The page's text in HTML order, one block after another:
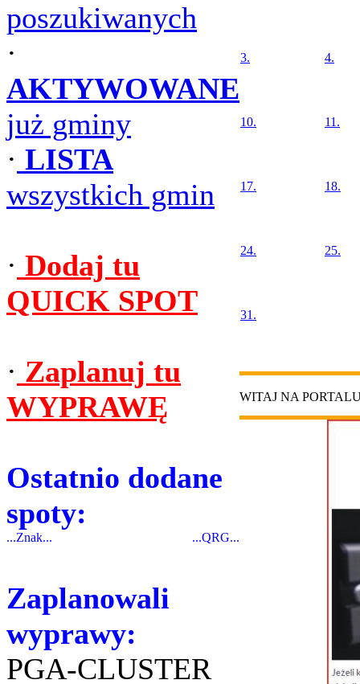
poszukiwanych
·
AKTYWOWANE
już gminy
· LISTA
wszystkich gmin
· Dodaj tu
QUICK SPOT
· Zaplanuj tu
WYPRAWĘ
Ostatnio dodane
spoty:
...Znak... ...QRG...
Zaplanowali
wyprawy:
PGA-CLUSTER
3. 4.
10. 11.
17. 18.
24. 25.
31.
WITAJ NA